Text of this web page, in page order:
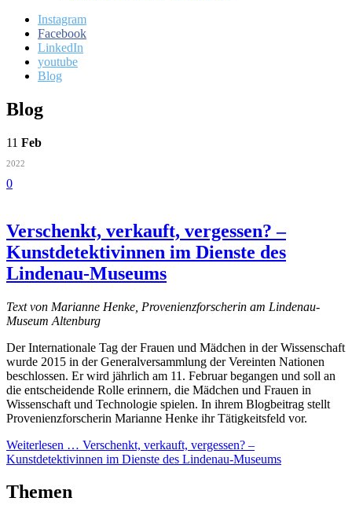
Instagram
Facebook
LinkedIn
youtube
Blog
Blog
11 Feb
2022
0
Verschenkt, verkauft, vergessen? –
Kunstdetektivinnen im Dienste des
Lindenau-Museums
Text von Marianne Henke, Provenienzforscherin am Lindenau-
Museum Altenburg
Der Internationale Tag der Frauen und Mädchen in der Wissenschaft
wurde 2015 in der Generalversammlung der Vereinten Nationen
beschlossen. Er wird jährlich am 11. Februar begangen und soll an
die entscheidende Rolle erinnern, die Mädchen und Frauen in
Wissenschaft und Technologie spielen. In ihrem Blogbeitrag stellt
Provenienzforscherin Marianne Henke ihr Tätigkeitsfeld vor.
Weiterlesen … Verschenkt, verkauft, vergessen? –
Kunstdetektivinnen im Dienste des Lindenau-Museums
Themen